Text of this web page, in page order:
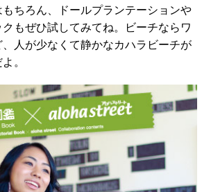
ちろん、ドールプランテーションや
もぜひ試してみてね。ビーチならワ
人が少なくて静かなカハラビーチが
。